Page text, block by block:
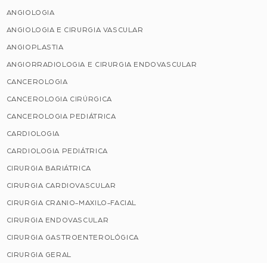
ANGIOLOGIA
ANGIOLOGIA E CIRURGIA VASCULAR
ANGIOPLASTIA
ANGIORRADIOLOGIA E CIRURGIA ENDOVASCULAR
CANCEROLOGIA
CANCEROLOGIA CIRÚRGICA
CANCEROLOGIA PEDIÁTRICA
CARDIOLOGIA
CARDIOLOGIA PEDIÁTRICA
CIRURGIA BARIÁTRICA
CIRURGIA CARDIOVASCULAR
CIRURGIA CRANIO-MAXILO-FACIAL
CIRURGIA ENDOVASCULAR
CIRURGIA GASTROENTEROLÓGICA
CIRURGIA GERAL